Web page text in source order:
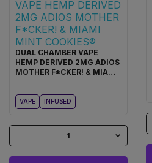
DUAL CHAMBER VAPE
HEMP DERIVED 2MG ADIOS
MOTHER F*CKER! & MIAMI
VAPE INFUSED
1